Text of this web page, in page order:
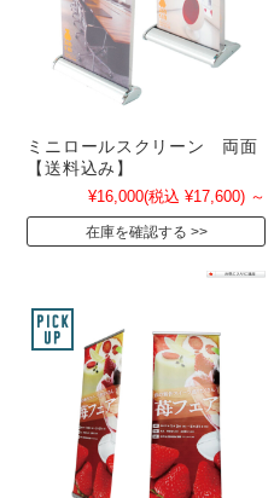
ミニロールスクリーン 両面
【送料込み】
¥16,000(税込 ¥17,600) ～
在庫を確認する